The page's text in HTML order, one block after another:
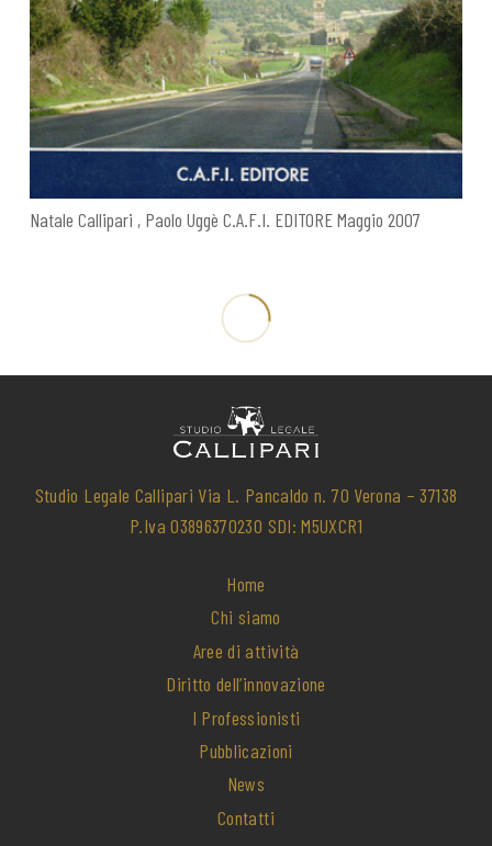
Natale Callipari , Paolo Uggè C.A.F.I. EDITORE Maggio 2007
Studio Legale Callipari Via L. Pancaldo n. 70 Verona – 37138
P.Iva 03896370230 SDI: M5UXCR1
Home
Chi siamo
Aree di attività
Diritto dell’innovazione
I Professionisti
Pubblicazioni
News
Contatti